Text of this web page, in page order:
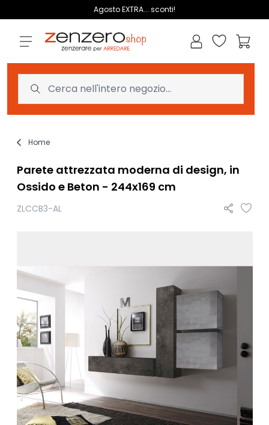
Agosto EXTRA... sconti!
Lista dei
Home
Parete attrezzata moderna di design, in
Ossido e Beton - 244x169 cm
ZLCCB3-AL